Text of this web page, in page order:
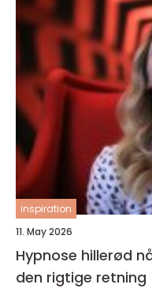
inspiration
11. May 2026
Hypnose hillerød når sindet får et blidt skub i
den rigtige retning